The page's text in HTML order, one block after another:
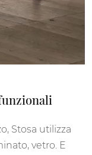
Stosa utilizza
vetro. E